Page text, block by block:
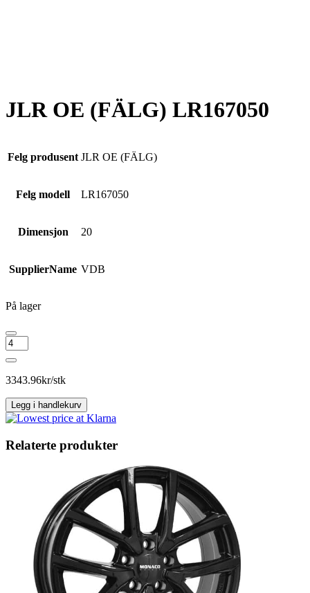
JLR OE (FÄLG) LR167050
Felg produsent JLR OE (FÄLG)
Felg modell LR167050
Dimensjon 20
SupplierName VDB
På lager
JLR
OE
(FÄLG)
LR167050
3343.96kr/stk
Legg i handlekurv
Relaterte produkter